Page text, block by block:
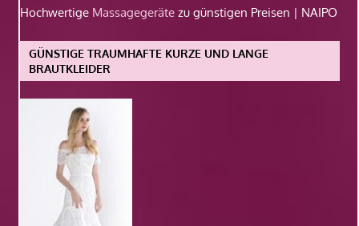
Hochwertige Massagegeräte zu günstigen Preisen | NAIPO
GÜNSTIGE TRAUMHAFTE KURZE UND LANGE
BRAUTKLEIDER